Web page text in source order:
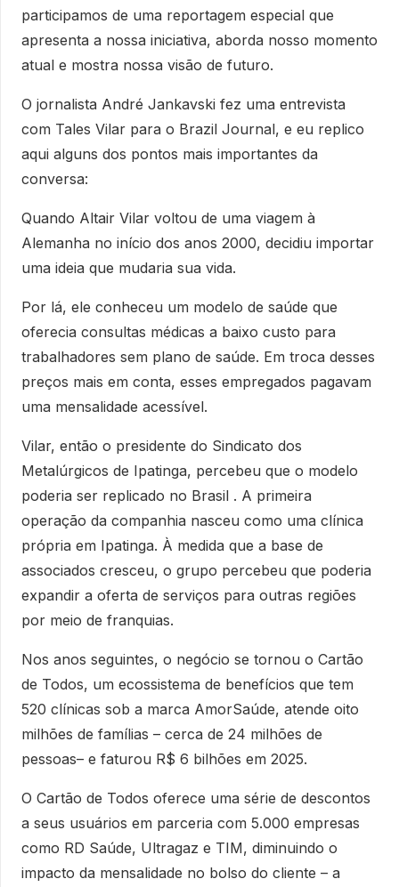
participamos de uma reportagem especial que
apresenta a nossa iniciativa, aborda nosso momento
atual e mostra nossa visão de futuro.
O jornalista André Jankavski fez uma entrevista
com Tales Vilar para o Brazil Journal, e eu replico
aqui alguns dos pontos mais importantes da
conversa:
Quando Altair Vilar voltou de uma viagem à
Alemanha no início dos anos 2000, decidiu importar
uma ideia que mudaria sua vida.
Por lá, ele conheceu um modelo de saúde que
oferecia consultas médicas a baixo custo para
trabalhadores sem plano de saúde. Em troca desses
preços mais em conta, esses empregados pagavam
uma mensalidade acessível.
Vilar, então o presidente do Sindicato dos
Metalúrgicos de Ipatinga, percebeu que o modelo
poderia ser replicado no Brasil . A primeira
operação da companhia nasceu como uma clínica
própria em Ipatinga. À medida que a base de
associados cresceu, o grupo percebeu que poderia
expandir a oferta de serviços para outras regiões
por meio de franquias.
Nos anos seguintes, o negócio se tornou o Cartão
de Todos, um ecossistema de benefícios que tem
520 clínicas sob a marca AmorSaúde, atende oito
milhões de famílias – cerca de 24 milhões de
pessoas– e faturou R$ 6 bilhões em 2025.
O Cartão de Todos oferece uma série de descontos
a seus usuários em parceria com 5.000 empresas
como RD Saúde, Ultragaz e TIM, diminuindo o
impacto da mensalidade no bolso do cliente – a